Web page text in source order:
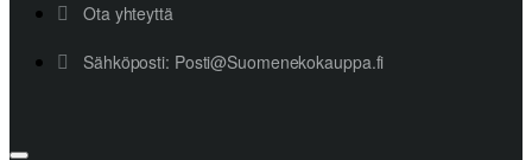
Ota yhteyttä
Sähköposti: Posti@Suomenekokauppa.fi